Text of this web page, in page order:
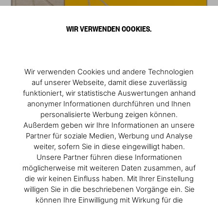
WIR VERWENDEN COOKIES.
Wir verwenden Cookies und andere Technologien
auf unserer Webseite, damit diese zuverlässig
funktioniert, wir statistische Auswertungen anhand
anonymer Informationen durchführen und Ihnen
personalisierte Werbung zeigen können.
Außerdem geben wir Ihre Informationen an unsere
Partner für soziale Medien, Werbung und Analyse
weiter, sofern Sie in diese eingewilligt haben.
Unsere Partner führen diese Informationen
möglicherweise mit weiteren Daten zusammen, auf
die wir keinen Einfluss haben. Mit Ihrer Einstellung
willigen Sie in die beschriebenen Vorgänge ein. Sie
können Ihre Einwilligung mit Wirkung für die